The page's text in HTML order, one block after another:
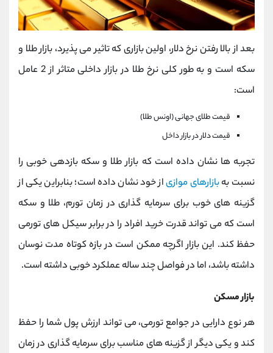
بعد از بالا رفتن نرخ دلار، اولین بازاری که تاثیر می پذیرد، بازار طلا و
سکه است و به طور کلی نرخ طلا در بازار داخلی متاثر از 2 عامل
است:
قیمت طلای جهانی (اونس طلا)
قیمت دلار در بازار داخل
تجربه ها نشان داده است که بازار طلا و سکه بازدهی خوبی را
نسبت بهبازارهای موازیاز خود نشان داده است؛ بنابراین یکی از
گزینه های خوب برای سرمایه گذاری در زمان تورم، طلا و سکه
است که می تواند قدرت خرید افراد را در برابر سیکل های تورمی
حفظ کند. این بازار اگرچه ممکن است در بازه کوتاه مدت نوسان
داشته باشد، اما در فواصل چند ساله عملکرد خوبی داشته است.
بازار مسکن
هر نوع دارایی در جوامع تورمی، می تواند ارزش پول شما را حفظ
کند و یکی دیگر از گزینه های مناسب برای سرمایه گذاری در زمان